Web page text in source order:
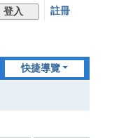
登入 註冊
快捷導覽